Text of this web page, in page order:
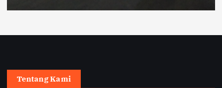
Tentang Kami